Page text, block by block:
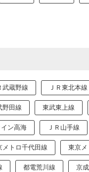
武蔵野線 ＪＲ東北本線
野田線 東武東上線
ン高海 ＪＲ山手線
メトロ千代田線 東京メ
都電荒川線 京